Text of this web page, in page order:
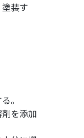
装す
。
を添加